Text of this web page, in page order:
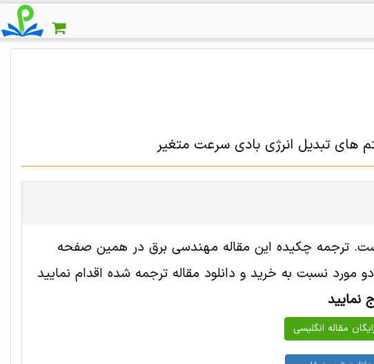
های تبدیل انرژی بادی سرعت متغیر
مقاله با شناسه 2007069 رایگان است. ترجمه چکیده این مقاله مهندسی برق در همین صفحه
نسبت به خرید و دانلود مقاله ترجمه شده اقدام نمایید
نمایید